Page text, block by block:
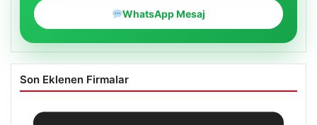
WhatsApp Mesaj
Son Eklenen Firmalar